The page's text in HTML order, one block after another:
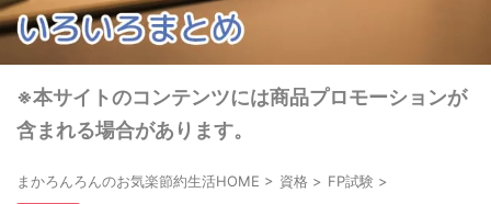
※本サイトのコンテンツには商品プロモーションが
含まれる場合があります。
まかろんろんのお気楽節約生活HOME > 資格 > FP試験 >